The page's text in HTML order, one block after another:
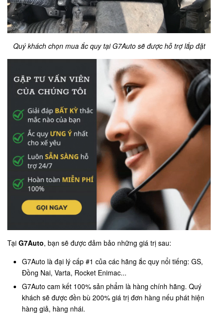
Quý khách chọn mua ắc quy tại G7Auto sẽ được hỗ trợ lắp đặt
Tại G7Auto, bạn sẽ được đảm bảo những giá trị sau:
G7Auto là đại lý cấp #1 của các hãng ắc quy nổi tiếng: GS,
Đồng Nai, Varta, Rocket Enimac...
G7Auto cam kết 100% sản phẩm là hàng chính hãng. Quý
khách sẽ được đền bù 200% giá trị đơn hàng nếu phát hiện
hàng giả, hàng nhái.